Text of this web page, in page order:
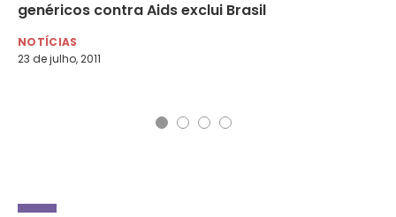
genéricos contra Aids exclui Brasil
NOTÍCIAS
23 de julho, 2011